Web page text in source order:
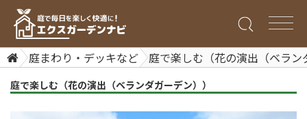
庭まわり・デッキなど 庭で楽しむ（花の演出（ベラン
庭で楽しむ（花の演出（ベランダガーデン））